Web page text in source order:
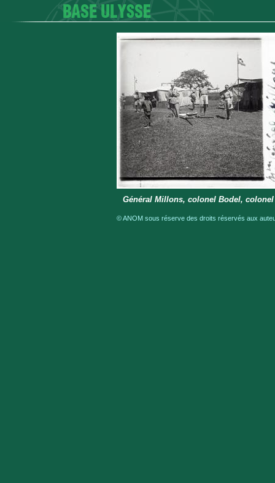
Général Millons, colonel Bodel,
© ANOM sous réserve des droits réservés aux